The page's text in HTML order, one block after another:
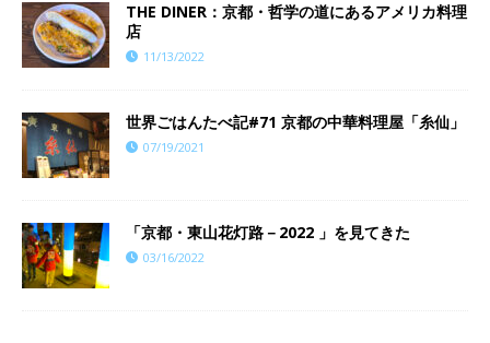
THE DINER：京都・哲学の道にあるアメリカ料理
店
11/13/2022
世界ごはんたべ記#71 京都の中華料理屋「糸仙」
07/19/2021
「京都・東山花灯路－2022 」を見てきた
03/16/2022